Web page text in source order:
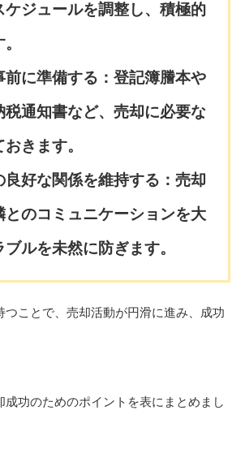
ケジュールを調整し、積極的
に準備する： 登記簿謄本や
税通知書など、売却に必要な
きます。
好な関係を維持する： 売却
とのコミュニケーションを大
ルを未然に防ぎます。
つことで、売却活動が円滑に進み、成功
成功のためのポイントを表にまとめまし